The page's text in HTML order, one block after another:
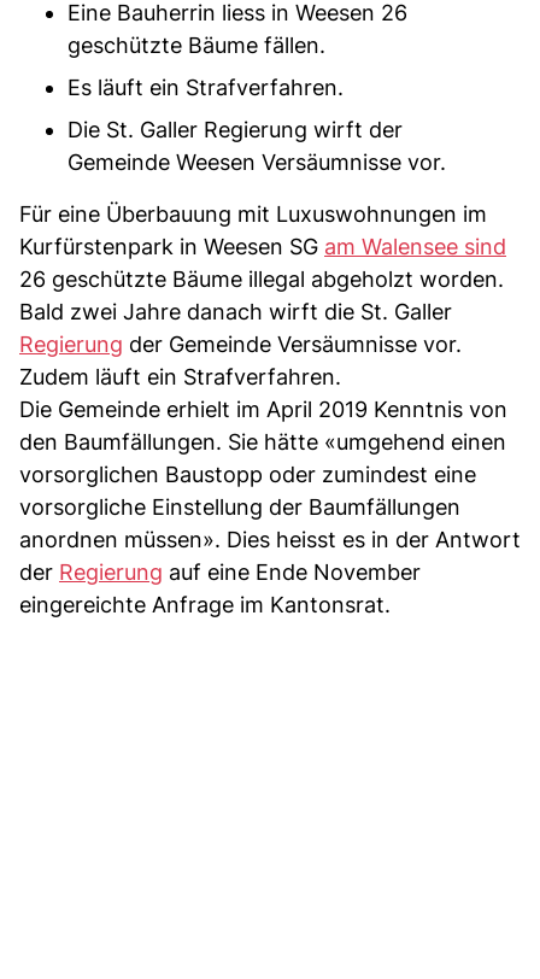
Eine Bauherrin liess in Weesen 26
geschützte Bäume fällen.
Es läuft ein Strafverfahren.
Die St. Galler Regierung wirft der
Gemeinde Weesen Versäumnisse vor.
Für eine Überbauung mit Luxuswohnungen im
Kurfürstenpark in Weesen SG am Walensee sind
26 geschützte Bäume illegal abgeholzt worden.
Bald zwei Jahre danach wirft die St. Galler
Regierung der Gemeinde Versäumnisse vor.
Zudem läuft ein Strafverfahren.
Die Gemeinde erhielt im April 2019 Kenntnis von
den Baumfällungen. Sie hätte «umgehend einen
vorsorglichen Baustopp oder zumindest eine
vorsorgliche Einstellung der Baumfällungen
anordnen müssen». Dies heisst es in der Antwort
der Regierung auf eine Ende November
eingereichte Anfrage im Kantonsrat.